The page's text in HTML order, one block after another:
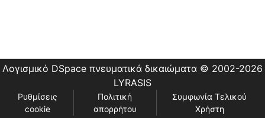
Λογισμικό DSpace πνευματικά δικαιώματα © 2002-2026
LYRASIS
Ρυθμίσεις
cookie
Πολιτική
απορρήτου
Συμφωνία Τελικού
Χρήστη